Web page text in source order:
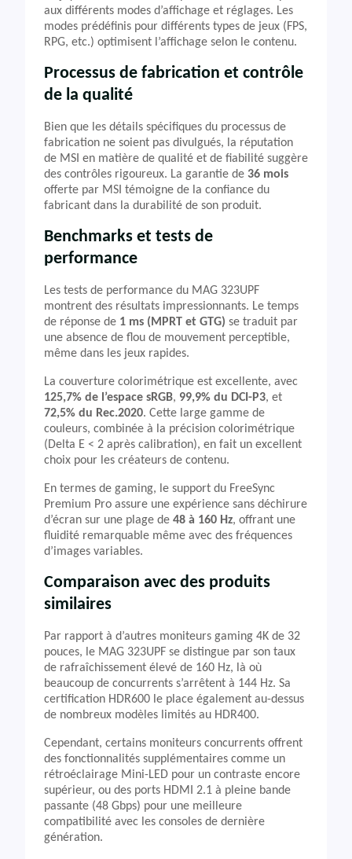
aux différents modes d’affichage et réglages. Les
modes prédéfinis pour différents types de jeux (FPS,
RPG, etc.) optimisent l’affichage selon le contenu.
Processus de fabrication et contrôle
de la qualité
Bien que les détails spécifiques du processus de
fabrication ne soient pas divulgués, la réputation
de MSI en matière de qualité et de fiabilité suggère
des contrôles rigoureux. La garantie de 36 mois
offerte par MSI témoigne de la confiance du
fabricant dans la durabilité de son produit.
Benchmarks et tests de
performance
Les tests de performance du MAG 323UPF
montrent des résultats impressionnants. Le temps
de réponse de 1 ms (MPRT et GTG) se traduit par
une absence de flou de mouvement perceptible,
même dans les jeux rapides.
La couverture colorimétrique est excellente, avec
125,7% de l’espace sRGB, 99,9% du DCI-P3, et
72,5% du Rec.2020. Cette large gamme de
couleurs, combinée à la précision colorimétrique
(Delta E < 2 après calibration), en fait un excellent
choix pour les créateurs de contenu.
En termes de gaming, le support du FreeSync
Premium Pro assure une expérience sans déchirure
d’écran sur une plage de 48 à 160 Hz, offrant une
fluidité remarquable même avec des fréquences
d’images variables.
Comparaison avec des produits
similaires
Par rapport à d’autres moniteurs gaming 4K de 32
pouces, le MAG 323UPF se distingue par son taux
de rafraîchissement élevé de 160 Hz, là où
beaucoup de concurrents s’arrêtent à 144 Hz. Sa
certification HDR600 le place également au-dessus
de nombreux modèles limités au HDR400.
Cependant, certains moniteurs concurrents offrent
des fonctionnalités supplémentaires comme un
rétroéclairage Mini-LED pour un contraste encore
supérieur, ou des ports HDMI 2.1 à pleine bande
passante (48 Gbps) pour une meilleure
compatibilité avec les consoles de dernière
génération.